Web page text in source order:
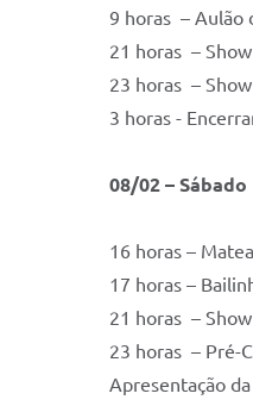
9 horas – Aulão
21 horas –
23 horas –
3 horas -
08/02 – Sábado
16 horas –
17 horas –
21 horas –
23 horas – Pré-
Apresentação